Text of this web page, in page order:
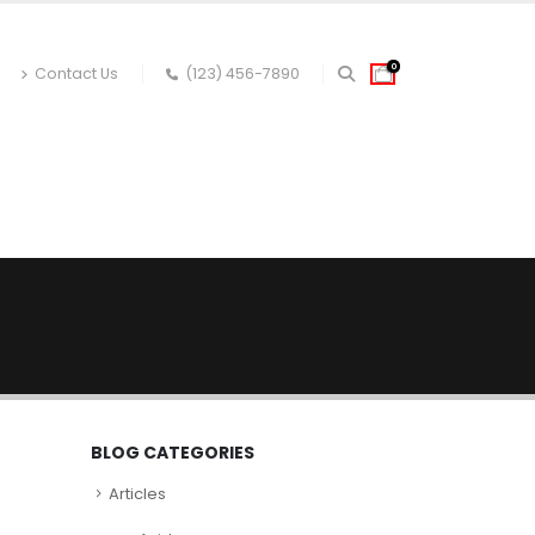
Contact Us (123) 456-7890 0
BLOG CATEGORIES
Articles